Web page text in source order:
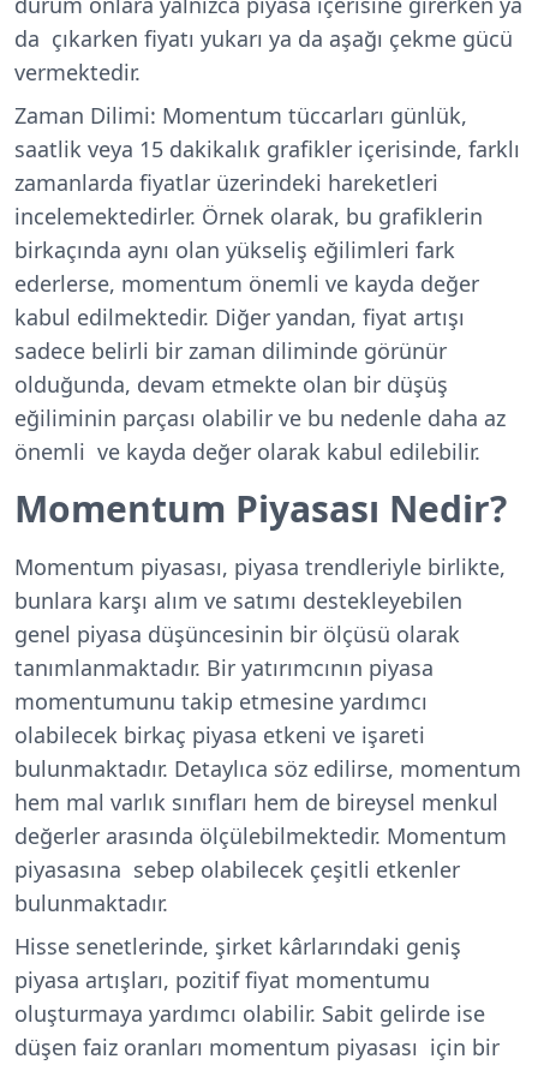
da çıkarken fiyatı yukarı ya da aşağı çekme gücü
vermektedir.
Zaman Dilimi: Momentum tüccarları günlük,
saatlik veya 15 dakikalık grafikler içerisinde, farklı
zamanlarda fiyatlar üzerindeki hareketleri
incelemektedirler. Örnek olarak, bu grafiklerin
birkaçında aynı olan yükseliş eğilimleri fark
ederlerse, momentum önemli ve kayda değer
kabul edilmektedir. Diğer yandan, fiyat artışı
sadece belirli bir zaman diliminde görünür
olduğunda, devam etmekte olan bir düşüş
eğiliminin parçası olabilir ve bu nedenle daha az
önemli ve kayda değer olarak kabul edilebilir.
Momentum Piyasası Nedir?
Momentum piyasası, piyasa trendleriyle birlikte,
bunlara karşı alım ve satımı destekleyebilen
genel piyasa düşüncesinin bir ölçüsü olarak
tanımlanmaktadır. Bir yatırımcının piyasa
momentumunu takip etmesine yardımcı
olabilecek birkaç piyasa etkeni ve işareti
bulunmaktadır. Detaylıca söz edilirse, momentum
hem mal varlık sınıfları hem de bireysel menkul
değerler arasında ölçülebilmektedir. Momentum
piyasasına sebep olabilecek çeşitli etkenler
bulunmaktadır.
Hisse senetlerinde, şirket kârlarındaki geniş
piyasa artışları, pozitif fiyat momentumu
oluşturmaya yardımcı olabilir. Sabit gelirde ise
düşen faiz oranları momentum piyasası için bir